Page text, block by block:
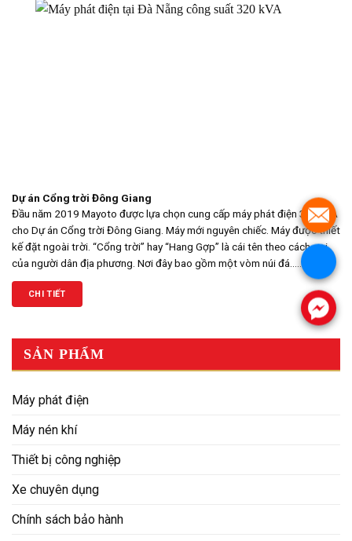
SẢN PHẨM
Máy phát điện
Máy nén khí
Thiết bị công nghiệp
Xe chuyên dụng
Chính sách bảo hành
Dự án Cổng trời Đông Giang
Đầu năm 2019 Mayoto được lựa chọn cung cấp máy phát điện 320kVA
cho Dự án Cổng trời Đông Giang. Máy mới nguyên chiếc. Máy được thiết
kế đặt ngoài trời. “Cổng trời” hay “Hang Gợp” là cái tên theo cách gọi
của người dân địa phương. Nơi đây bao gồm một vòm núi đá........
CHI TIẾT